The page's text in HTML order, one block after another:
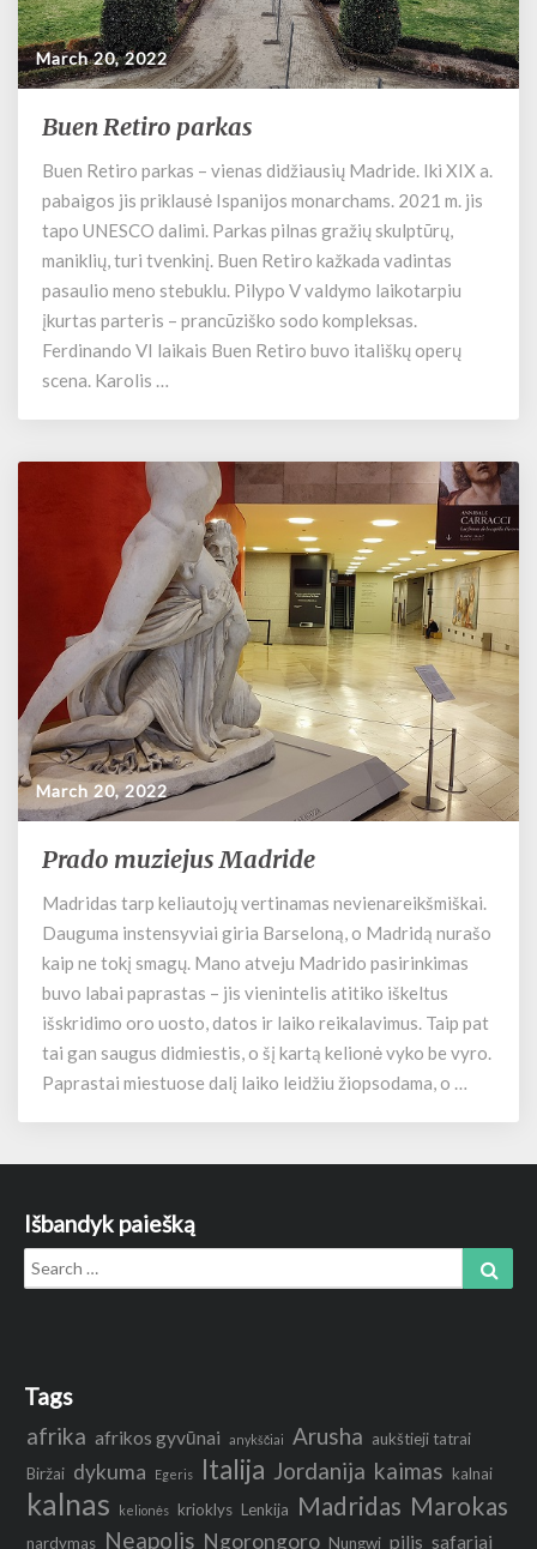
March 20, 2022
B
e
n
R
e
t
i
r
o
p
a
k
Buen Retiro parkas
Buen Retiro parkas – vienas didžiausių Madride. Iki XIX a.
pabaigos jis priklausė Ispanijos monarchams. 2021 m. jis
tapo UNESCO dalimi. Parkas pilnas gražių skulptūrų,
maniklių, turi tvenkinį. Buen Retiro kažkada vadintas
pasaulio meno stebuklu. Pilypo V valdymo laikotarpiu
įkurtas parteris – prancūziško sodo kompleksas.
Ferdinando VI laikais Buen Retiro buvo itališkų operų
scena. Karolis …
March 20, 2022
P
a
d
o
m
u
z
e
j
a
d
r
Prado muziejus Madride
Madridas tarp keliautojų vertinamas nevienareikšmiškai.
Dauguma instensyviai giria Barseloną, o Madridą nurašo
kaip ne tokį smagų. Mano atveju Madrido pasirinkimas
buvo labai paprastas – jis vienintelis atitiko iškeltus
išskridimo oro uosto, datos ir laiko reikalavimus. Taip pat
tai gan saugus didmiestis, o šį kartą kelionė vyko be vyro.
Paprastai miestuose dalį laiko leidžiu žiopsodama, o …
Išbandyk paiešką
Search
for:
Tags
afrika afrikos gyvūnai anykščiai Arusha aukštieji tatrai
Biržai dykuma Egeris Italija Jordanija kaimas kalnai
kalnas kelionės krioklys Lenkija Madridas Marokas
nardymas Neapolis Ngorongoro Nungwi pilis safariai